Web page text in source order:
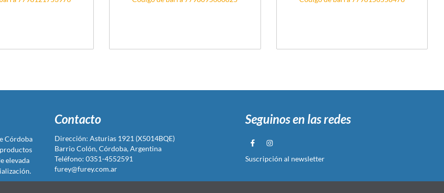
Córdoba
elevada
Contacto
Dirección: Asturias 1921 (X5014BQE)
Barrio Colón, Córdoba, Argentina
Teléfono: 0351-4552591
furey@furey.com.ar
Seguinos en las redes
Suscripción al newsletter